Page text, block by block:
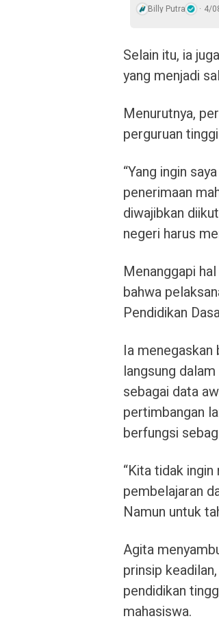
Billy Putra 4/
Selain itu, ia
yang menjadi
Menurutnya,
perguruan
“Yang ingin
penerimaan
diwajibkan
negeri harus
Menanggapi
bahwa
Pendidikan
Ia
langsung
sebagai data
pertimbangan
berfungsi
“Kita tidak
pembelajaran
Namun untuk
Agita
prinsip
pendidikan
mahasiswa.